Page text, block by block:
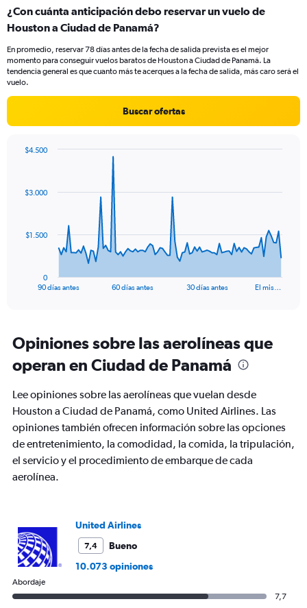
Range:
1
The
chart
has
1
values.
18.
¿Con cuánta anticipación debo reservar un vuelo de
Houston a Ciudad de Panamá?
En promedio, reservar 78 días antes de la fecha de salida prevista es el mejor
momento para conseguir vuelos baratos de Houston a Ciudad de Panamá. La
tendencia general es que cuanto más te acerques a la fecha de salida, más caro será el
vuelo.
Buscar ofertas
data
The
Range:
91
categories.
The
chart
1
Y
axis
displaying
Range:
90 días antes 60 días antes 30 días antes El mis…
0
$1.500
$3.000
$4.500
Opiniones sobre las aerolíneas que
operan en Ciudad de Panamá
Lee opiniones sobre las aerolíneas que vuelan desde
Houston a Ciudad de Panamá, como United Airlines. Las
opiniones también ofrecen información sobre las opciones
de entretenimiento, la comodidad, la comida, la tripulación,
el servicio y el procedimiento de embarque de cada
aerolínea.
United Airlines
7,4
Bueno
10.073 opiniones
Abordaje
7,7